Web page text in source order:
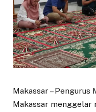
Makassar – Pengurus
Makassar menggelar